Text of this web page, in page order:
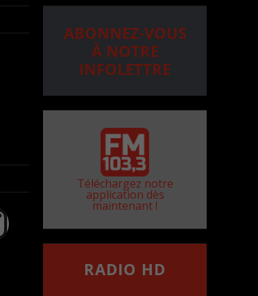
ABONNEZ-VOUS
À NOTRE
INFOLETTRE
Téléchargez notre
application dès
maintenant !
RADIO HD